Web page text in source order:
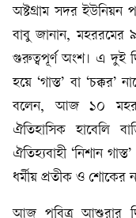
অষ্টগ্রাম সদর ইউনিয়ন
বাবু জানান,
গুরুত্বপূর্ণ অংশ। এ দুই
হয়ে ‘গাস্ত’ বা ‘চক্কর’
বলেন, আজ ১০
ঐতিহাসিক হাবেলি
ঐতিহ্যবাহী ‘নিশান
ধর্মীয় প্রতীক ও শোকের
আজ পবিত্র আশুরার